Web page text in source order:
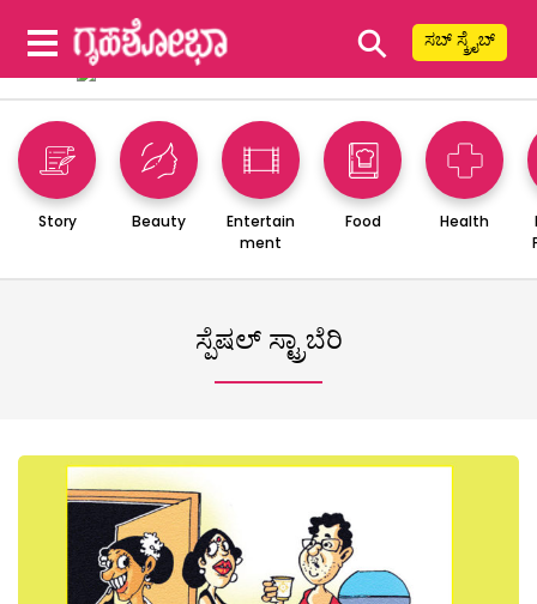
⚲ ಸಬ್ ಸ್ಕ್ರೈಬ್
Story Beauty
Entertain
ment
Food Health
ಸ್ಪೆಷಲ್ ಸ್ಟ್ರಾಬೆರಿ